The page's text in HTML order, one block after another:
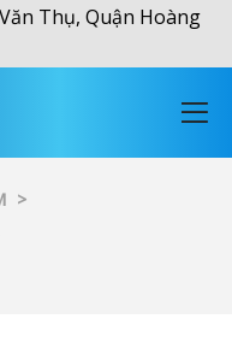
Thụ, Quận Hoàng
>